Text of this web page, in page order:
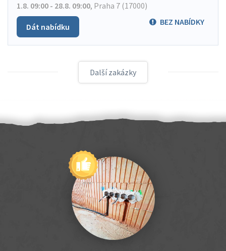
1.8. 09:00 - 28.8. 09:00, Praha 7 (17000)
BEZ NABÍDKY
Dát nabídku
Další zakázky